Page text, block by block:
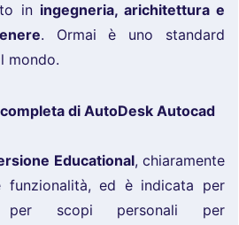
in ingegneria, arichitettura e
. Ormai è uno standard
mondo.
di AutoDesk Autocad
Educational, chiaramente
ed è indicata per
per scopi personali per